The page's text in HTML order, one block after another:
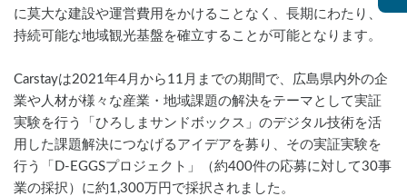
に莫大な建設や運営費用をかけることなく、長期にわたり、
持続可能な地域観光基盤を確立することが可能となります。
Carstayは2021年4月から11月までの期間で、広島県内外の企
業や人材が様々な産業・地域課題の解決をテーマとして実証
実験を行う「ひろしまサンドボックス」のデジタル技術を活
用した課題解決につなげるアイデアを募り、その実証実験を
行う「D-EGGSプロジェクト」（約400件の応募に対して30事
業の採択）に約1,300万円で採択されました。